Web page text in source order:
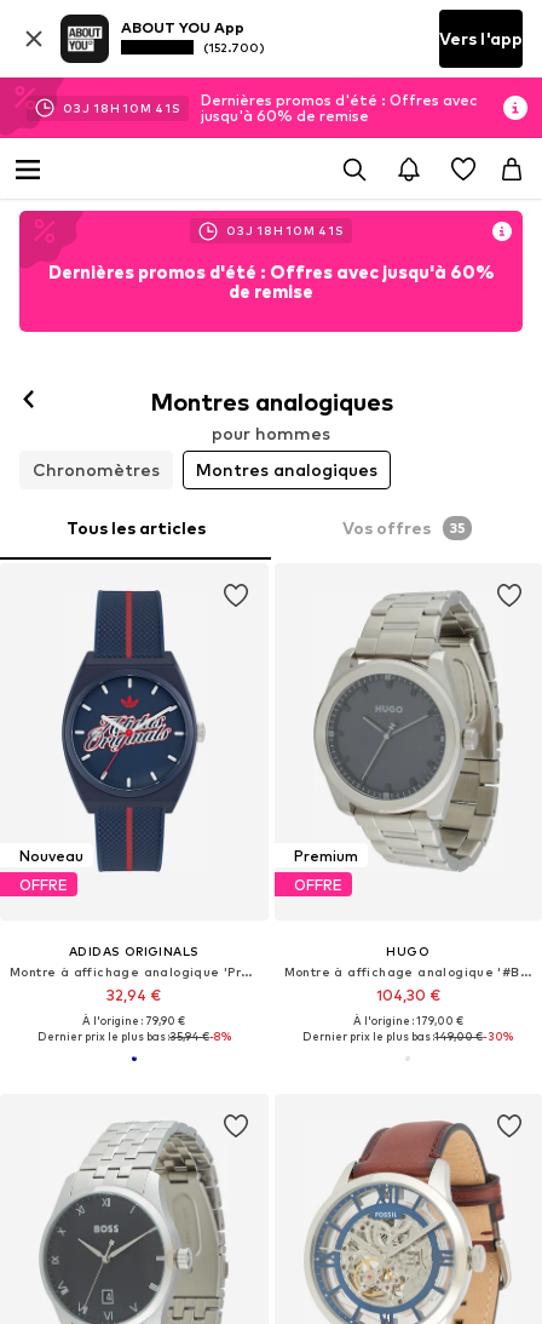
ABOUT YOU App
(152.700) Vers l'app
03J 18H 10M 39 S
Dernières promos d'été : Offres avec
jusqu'à 60% de remise
03J 18H 10M 39 S
Dernières promos d'été : Offres avec jusqu'à 60%
de remise
Montres analogiques
pour hommes
Chronomètres
Montres analogiques
Tous les articles Vos offres 35
Nouveau
OFFRE
ADIDAS ORIGINALS
Montre à affichage analogique 'Project Two'
32,94 €
À l'origine : 79,90 €
Dernier prix le plus bas :35,94 €-8%
Premium
OFFRE
HUGO
Montre à affichage analogique '#BRIGHT'
104,30 €
À l'origine : 179,00 €
Dernier prix le plus bas :149,00 €-30%